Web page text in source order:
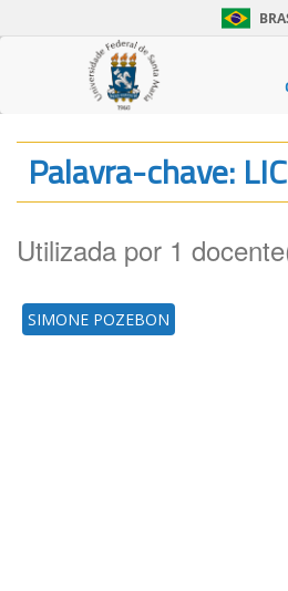
Palavra-chave:
Utilizada por 1
SIMONE POZEBON